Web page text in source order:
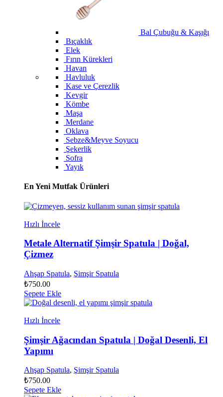
Bal Çubuğu & Kaşığı
Bıçaklık
Elek
Fırın Kürekleri
Havan
Havluluk
Kase ve Çerezlik
Kevgir
Kömbe
Maşa
Merdane
Oklava
Sebze&Meyve Soyucu
Şekerlik
Sofra
Yayık
En Yeni Mutfak Ürünleri
Hızlı İncele
Metale Alternatif Şimşir Spatula | Doğal,
Çizmez
Ahşap Spatula, Şimşir Spatula
₺750.00
Sepete Ekle
Hızlı İncele
Şimşir Ağacından Spatula | Doğal Desenli, El
Yapımı
Ahşap Spatula, Şimşir Spatula
₺750.00
Sepete Ekle